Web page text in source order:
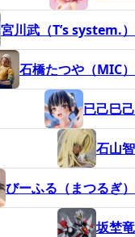
宮川武（T’s system.）
石橋たつや（MIC）
已己巳己
石山智
びーふる（まつるぎ）
坂埜竜